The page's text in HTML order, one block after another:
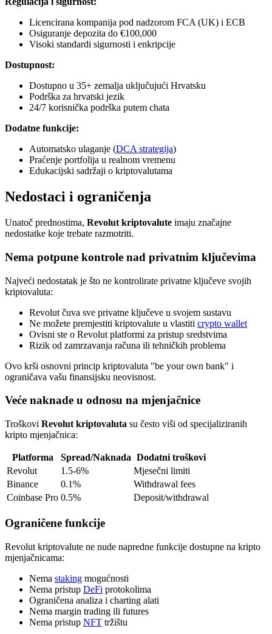
Licencirana kompanija pod nadzorom FCA (UK) i ECB
Osiguranje depozita do €100,000
Visoki standardi sigurnosti i enkripcije
Dostupnost:
Dostupno u 35+ zemalja uključujući Hrvatsku
Podrška za hrvatski jezik
24/7 korisnička podrška putem chata
Dodatne funkcije:
Automatsko ulaganje (DCA strategija)
Praćenje portfolija u realnom vremenu
Edukacijski sadržaji o kriptovalutama
Nedostaci i ograničenja
Unatoč prednostima, Revolut kriptovalute imaju značajne
nedostatke koje trebate razmotriti.
Nema potpune kontrole nad privatnim ključevima
Najveći nedostatak je što ne kontrolirate privatne ključeve svojih
kriptovaluta:
Revolut čuva sve privatne ključeve u svojem sustavu
Ne možete premjestiti kriptovalute u vlastiti crypto wallet
Ovisni ste o Revolut platformi za pristup sredstvima
Rizik od zamrzavanja računa ili tehničkih problema
Ovo krši osnovni princip kriptovaluta "be your own bank" i
ograničava vašu finansijsku neovisnost.
Veće naknade u odnosu na mjenjačnice
Troškovi Revolut kriptovaluta su često viši od specijaliziranih
kripto mjenjačnica:
Platforma Spread/Naknada Dodatni troškovi
Revolut
1.5-6%
Mjesečni limiti
Binance
0.1%
Withdrawal fees
Coinbase Pro 0.5% Deposit/withdrawal
Ograničene funkcije
Revolut kriptovalute ne nude napredne funkcije dostupne na kripto
mjenjačnicama:
Nema staking mogućnosti
Nema pristup DeFi protokolima
Ograničena analiza i charting alati
Nema margin trading ili futures
Nema pristup NFT tržištu